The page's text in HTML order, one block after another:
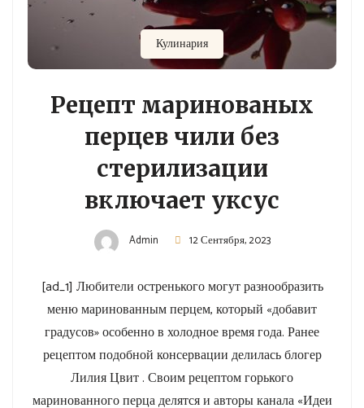
Кулинария
Рецепт маринованых
перцев чили без
стерилизации
включает уксус
Admin 12 Сентября, 2023
[ad_1] Любители остренького могут разнообразить
меню маринованным перцем, который «добавит
градусов» особенно в холодное время года. Ранее
рецептом подобной консервации делилась блогер
Лилия Цвит . Своим рецептом горького
маринованного перца делятся и авторы канала «Идеи